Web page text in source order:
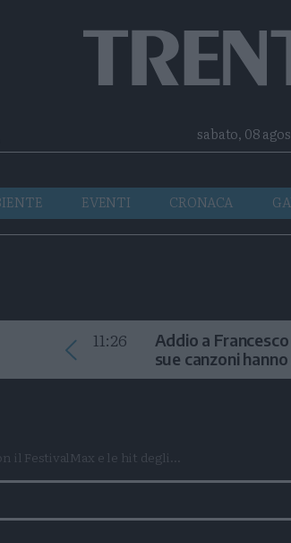
Telegram
RSSsabato, 08
EVENTI CRONACA
11:26
Addio a
sue canzoni
la storia
il FestivalMax e le hit degli...